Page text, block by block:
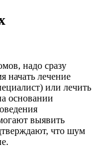
надо сразу
начать лечение
или лечить
основании
выявить
что шум